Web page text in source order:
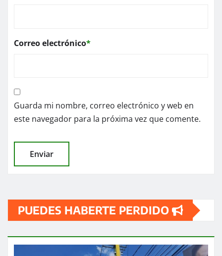
Correo electrónico*
Guarda mi nombre, correo electrónico y web en
este navegador para la próxima vez que comente.
PUEDES HABERTE PERDIDO